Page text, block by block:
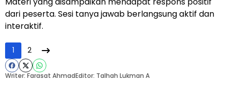
dari peserta. Sesi tanya jawab berlangsung aktif dan
interaktif.
1 2
Writer: Farasat AhmadEditor: Talhah Lukman A